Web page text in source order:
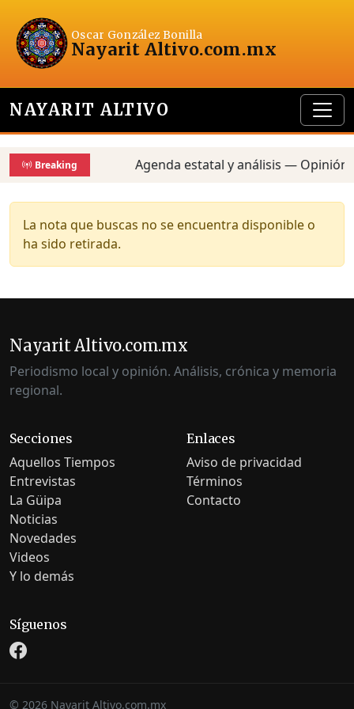
Oscar González Bonilla
Nayarit Altivo.com.mx
NAYARIT ALTIVO
Breaking Agenda estatal y análisis —
La nota que buscas no se encuentra disponible o
ha sido retirada.
Nayarit Altivo.com.mx
Periodismo local y opinión. Análisis, crónica y memoria
regional.
Secciones
Aquellos Tiempos
Entrevistas
La Güipa
Noticias
Novedades
Videos
Y lo demás
Enlaces
Aviso de privacidad
Términos
Contacto
Síguenos
© 2026 Nayarit Altivo.com.mx